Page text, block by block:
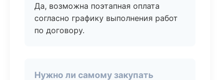
Да, возможна поэтапная оплата
согласно графику выполнения работ
по договору.
Нужно ли самому закупать